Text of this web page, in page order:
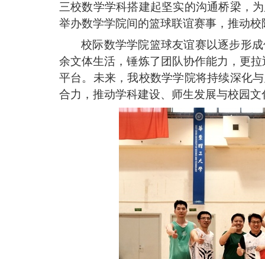
三校数学学科搭建起坚实的沟通桥梁 ，
举办数学学院间的篮球联谊赛事，推动
校际数学学院篮球友谊赛以逐步形
余文体生活，锤炼了团队协作能力，更
平台。未来，我校数学学院将持续深化
合力， 推动学科建设、师生发展与校园